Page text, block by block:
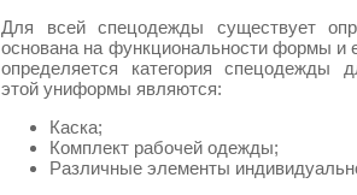
Для всей спецодежды существует
основана на функциональности формы и
определяется категория спецодежды
этой униформы являются:
Каска;
Комплект рабочей одежды;
Различные элементы